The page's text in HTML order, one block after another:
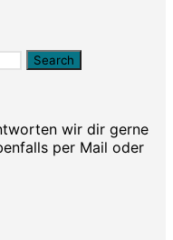
wir dir gerne
per Mail oder